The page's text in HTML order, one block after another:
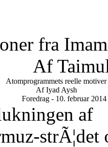
fra
Af
Atomprogrammets reelle motiver
Af Iyad Aysh
Foredrag - 10. februar 2014
af